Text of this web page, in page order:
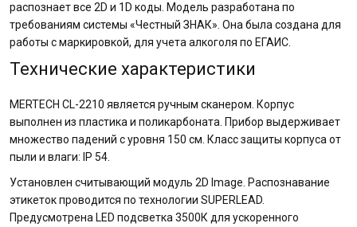
распознает все 2D и 1D коды. Модель разработана по
требованиям системы «Честный ЗНАК». Она была создана для
работы с маркировкой, для учета алкоголя по ЕГАИС.
Технические характеристики
MERTECH CL-2210 является ручным сканером. Корпус
выполнен из пластика и поликарбоната. Прибор выдерживает
множество падений с уровня 150 см. Класс защиты корпуса от
пыли и влаги: IP 54.
Установлен считывающий модуль 2D Image. Распознавание
этикеток проводится по технологии SUPERLEAD.
Предусмотрена LED подсветка 3500К для ускоренного